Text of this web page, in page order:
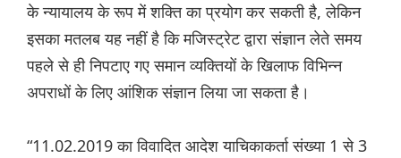
के न्यायालय के रूप में शक्ति का प्रयोग कर सकती है, लेकिन
इसका मतलब यह नहीं है कि मजिस्ट्रेट द्वारा संज्ञान लेते समय
पहले से ही निपटाए गए समान व्यक्तियों के खिलाफ विभिन्न
अपराधों के लिए आंशिक संज्ञान लिया जा सकता है।
“11.02.2019 का विवादित आदेश याचिकाकर्ता संख्या 1 से 3